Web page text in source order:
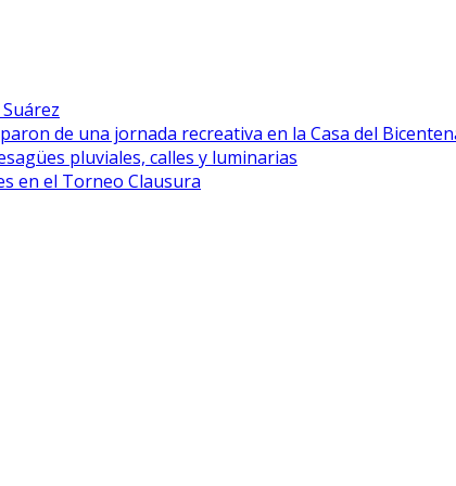
de una jornada recreativa en la Casa del
pluviales, calles y luminarias
en el Torneo Clausura